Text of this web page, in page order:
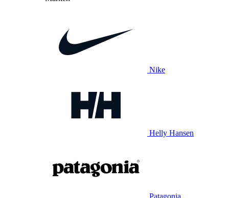
Nike
Helly Hansen
Patagonia